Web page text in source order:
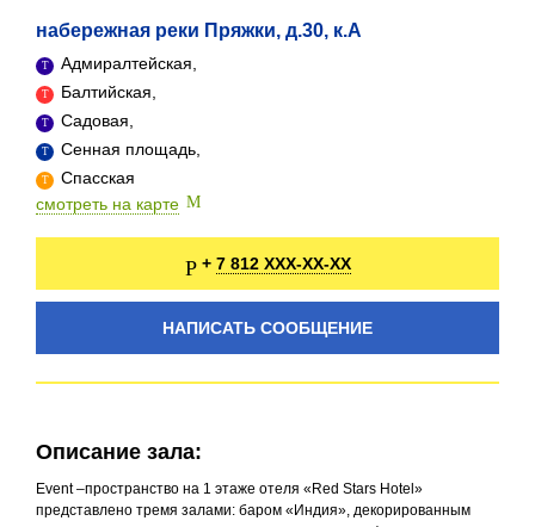
набережная реки Пряжки, д.30, к.А
Адмиралтейская,
Балтийская,
Садовая,
Сенная площадь,
Спасская
смотреть на карте
+ 7 812 XXX-XX-XX
НАПИСАТЬ СООБЩЕНИЕ
Описание зала:
Event –пространство на 1 этаже отеля «Red Stars Hotel»
представлено тремя залами: баром «Индия», декорированным